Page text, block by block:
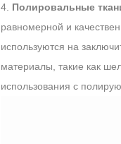
4. Полировальные
равномерной и
используются на
материалы, такие как
использования с